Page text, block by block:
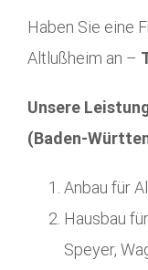
Haben Sie eine
Altlußheim an –
Unsere
(Baden-
Anbau für
Hausbau
Speyer,